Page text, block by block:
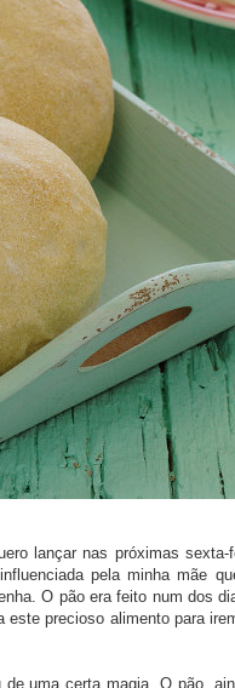
lançar nas próximas sexta-
pela minha mãe
O pão era feito num dos
precioso alimento para
uma certa magia. O pão,